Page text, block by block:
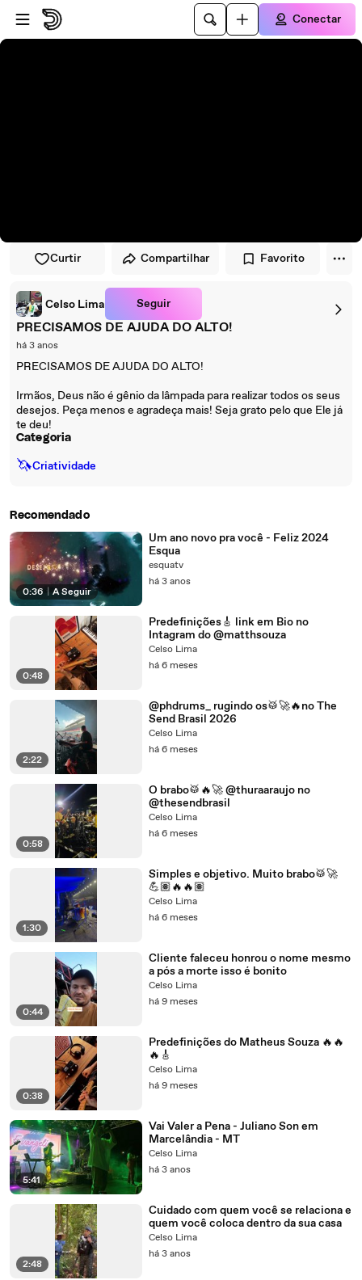
Pular para o player
Ir para o conteúdo principal
Conectar
Curtir Compartilhar Favorito
Celso Lima Seguir
PRECISAMOS DE AJUDA DO ALTO!
há 3 anos
PRECISAMOS DE AJUDA DO ALTO!
Irmãos, Deus não é gênio da lâmpada para realizar todos os seus
desejos. Peça menos e agradeça mais! Seja grato pelo que Ele já
te deu!
Categoria
🦄Criatividade
Recomendado
0:36 A Seguir
Um ano novo pra você - Feliz 2024
Esqua
esquatv
há 3 anos
0:48
Predefinições🎸 link em Bio no
Intagram do @matthsouza
Celso Lima
há 6 meses
2:22
@phdrums_ rugindo os🥁🚀🔥no The
Send Brasil 2026
Celso Lima
há 6 meses
0:58
O brabo🥁🔥🚀 @thuraaraujo no
@thesendbrasil
Celso Lima
há 6 meses
1:30
Simples e objetivo. Muito brabo🥁🚀
💪🏽🔥🔥🏽
Celso Lima
há 6 meses
0:44
Cliente faleceu honrou o nome mesmo
a pós a morte isso é bonito
Celso Lima
há 9 meses
0:38
Predefinições do Matheus Souza 🔥🔥
🔥🎸
Celso Lima
há 9 meses
5:41
Vai Valer a Pena - Juliano Son em
Marcelândia - MT
Celso Lima
há 3 anos
2:48
Cuidado com quem você se relaciona e
quem você coloca dentro da sua casa
Celso Lima
há 3 anos